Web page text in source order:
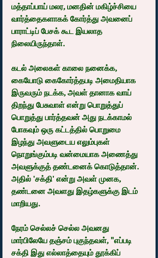
மத்தாப்பாய் மலர, மனதின் மகிழ்ச்சியை
வார்த்தைகளாகக் கோர்த்து அவனைப்
பாராட்டிப் பேசக் கூட இயலாத
நிலையிருந்தாள்.
கடல் அலைகள் காலை நனைக்க,
கையோடு கைகோர்த்தபடி அமைதியாக
இருவரும் நடக்க, அவள் தானாக வாய்
திறந்து பேசுவாள் என்று பொறுத்துப்
பொறுத்து பார்த்தவன் அது நடக்காமல்
போகவும் ஒரு கட்டத்தில் பொறுமை
இழந்து அவளுடைய எலும்புகள்
நொறுங்கும்படி வன்மையாக அணைத்து
அவளுக்குத் தண்டனைக் கொடுத்தான்.
அதில் 'சக்தி' என்று அவள் முனக,
தண்டனை அவளது இதழ்களுக்கு இடம்
மாறியது.
நேரம் செல்லச் செல்ல அவனது
மார்பிலேயே தஞ்சம் புகுந்தவள், "எப்படி
சக்தி இது எல்லாத்தையும் தூக்கிப்